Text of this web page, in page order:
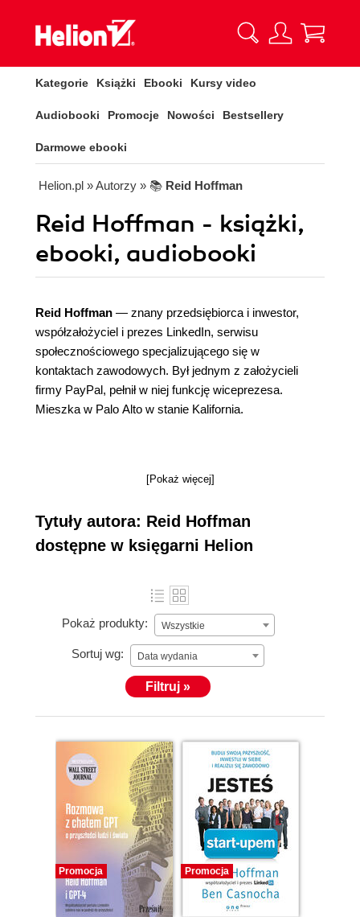
Kategorie Książki Ebooki Kursy video
Audiobooki Promocje Nowości Bestsellery
Darmowe ebooki
Helion.pl » Autorzy » 📚 Reid Hoffman
Reid Hoffman - książki,
ebooki, audiobooki
Reid Hoffman — znany przedsiębiorca i inwestor,
współzałożyciel i prezes LinkedIn, serwisu
społecznościowego specjalizującego się w
kontaktach zawodowych. Był jednym z założycieli
firmy PayPal, pełnił w niej funkcję wiceprezesa.
Mieszka w Palo Alto w stanie Kalifornia.
[Pokaż więcej]
Tytuły autora: Reid Hoffman
dostępne w księgarni Helion
Pokaż produkty: Wszystkie
Sortuj wg: Data wydania
Filtruj »
Promocja Promocja